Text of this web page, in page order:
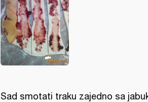
Sad smotati traku zajedno sa